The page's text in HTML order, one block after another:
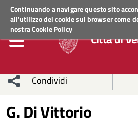
Continuando a navigare questo sito
all'utilizzo dei cookie sul browser come
nostraCookie Policy
Regione VenetoACCEDI AI SERVIZI
Città di
Condividi
Condividi
Condividi
G. Di Vittorio